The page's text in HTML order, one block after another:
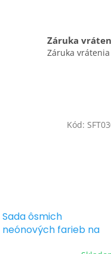
Záruka
Záruka
Sada ôsmich
neónových farieb na
Kód: